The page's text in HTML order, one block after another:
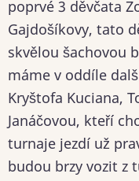
poprvé 3 děvčata
Gajdošíkovy, tato
skvělou šachovou
máme v oddíle
Kryštofa Kuciana,
Janáčovou, kteří
turnaje jezdí už
budou brzy vozit z